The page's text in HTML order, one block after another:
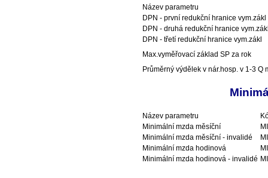
Název parametru
DPN - první redukční hranice vym.zákl
DPN - druhá redukční hranice
DPN - třetí redukční hranice vym.zákl
Max.vyměřovací základ SP za rok
Průměrný výdělek v nár.hosp. v 1-3 Q
Název parametru
Minimální mzda měsíční
Minimální mzda měsíční - invalidé
Minimální mzda hodinová
Minimální mzda hodinová - invalidé